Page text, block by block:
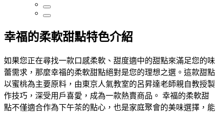
幸福的柔軟甜點特色介紹
如果您正在尋找一款口感柔軟、甜度適中的甜點來滿足您的味
蕾需求，那麼幸福的柔軟甜點絕對是您的理想之選。這款甜點
以蜜桃為主要原料，由東京人氣教室的呂昇達老師親自教授製
作技巧，深受用戶喜愛，成為一款熱賣商品。 幸福的柔軟甜
點不僅適合作為下午茶的點心，也是家庭聚會的美味選擇，能